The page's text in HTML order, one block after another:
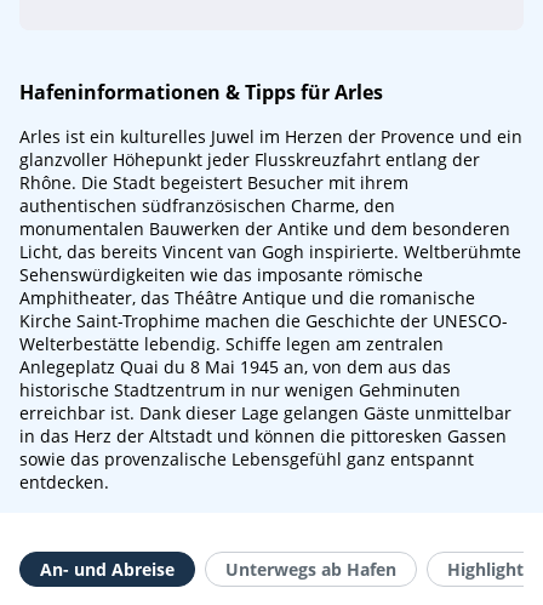
Hafeninformationen & Tipps für Arles
Arles ist ein kulturelles Juwel im Herzen der Provence und ein
glanzvoller Höhepunkt jeder Flusskreuzfahrt entlang der
Rhône. Die Stadt begeistert Besucher mit ihrem
authentischen südfranzösischen Charme, den
monumentalen Bauwerken der Antike und dem besonderen
Licht, das bereits Vincent van Gogh inspirierte. Weltberühmte
Sehenswürdigkeiten wie das imposante römische
Amphitheater, das Théâtre Antique und die romanische
Kirche Saint-Trophime machen die Geschichte der UNESCO-
Welterbestätte lebendig. Schiffe legen am zentralen
Anlegeplatz Quai du 8 Mai 1945 an, von dem aus das
historische Stadtzentrum in nur wenigen Gehminuten
erreichbar ist. Dank dieser Lage gelangen Gäste unmittelbar
in das Herz der Altstadt und können die pittoresken Gassen
sowie das provenzalische Lebensgefühl ganz entspannt
entdecken.
An- und Abreise Unterwegs ab Hafen Highlights